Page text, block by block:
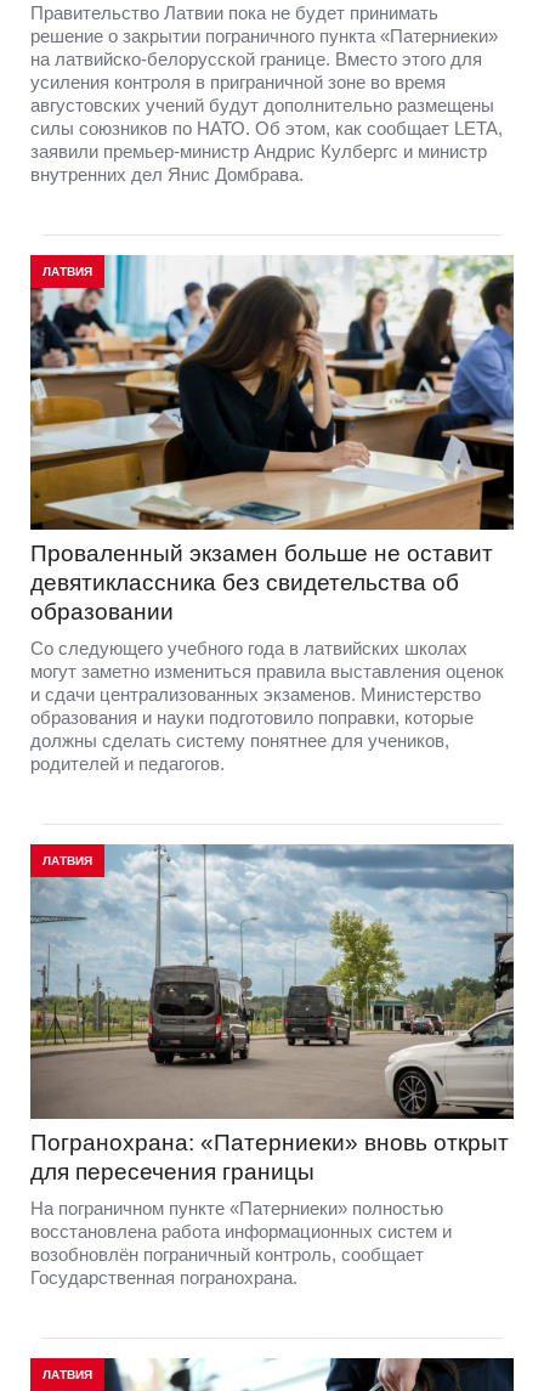
Правительство Латвии пока не будет принимать
решение о закрытии пограничного пункта «Патерниеки»
на латвийско-белорусской границе. Вместо этого для
усиления контроля в приграничной зоне во время
августовских учений будут дополнительно размещены
силы союзников по НАТО. Об этом, как сообщает LETA,
заявили премьер-министр Андрис Кулбергс и министр
внутренних дел Янис Домбрава.
ЛАТВИЯ
Проваленный экзамен больше не оставит
девятиклассника без свидетельства об
образовании
Со следующего учебного года в латвийских школах
могут заметно измениться правила выставления оценок
и сдачи централизованных экзаменов. Министерство
образования и науки подготовило поправки, которые
должны сделать систему понятнее для учеников,
родителей и педагогов.
ЛАТВИЯ
Погранохрана: «Патерниеки» вновь открыт
для пересечения границы
На пограничном пункте «Патерниеки» полностью
восстановлена работа информационных систем и
возобновлён пограничный контроль, сообщает
Государственная погранохрана.
ЛАТВИЯ